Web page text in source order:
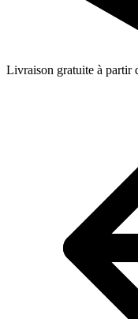
Livraison gratuite à partir